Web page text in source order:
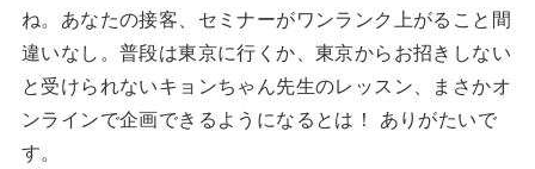
ね。あなたの接客、セミナーがワンランク上がること間
違いなし。普段は東京に行くか、東京からお招きしない
と受けられないキョンちゃん先生のレッスン、まさかオ
ンラインで企画できるようになるとは！ ありがたいで
す。